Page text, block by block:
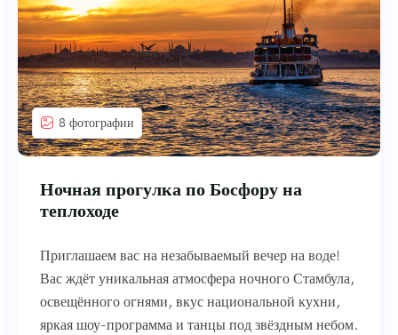
8 фотографии
Ночная прогулка по Босфору на
теплоходе
Приглашаем вас на незабываемый вечер на воде!
Вас ждёт уникальная атмосфера ночного Стамбула,
освещённого огнями, вкус национальной кухни,
яркая шоу-программа и танцы под звёздным небом.